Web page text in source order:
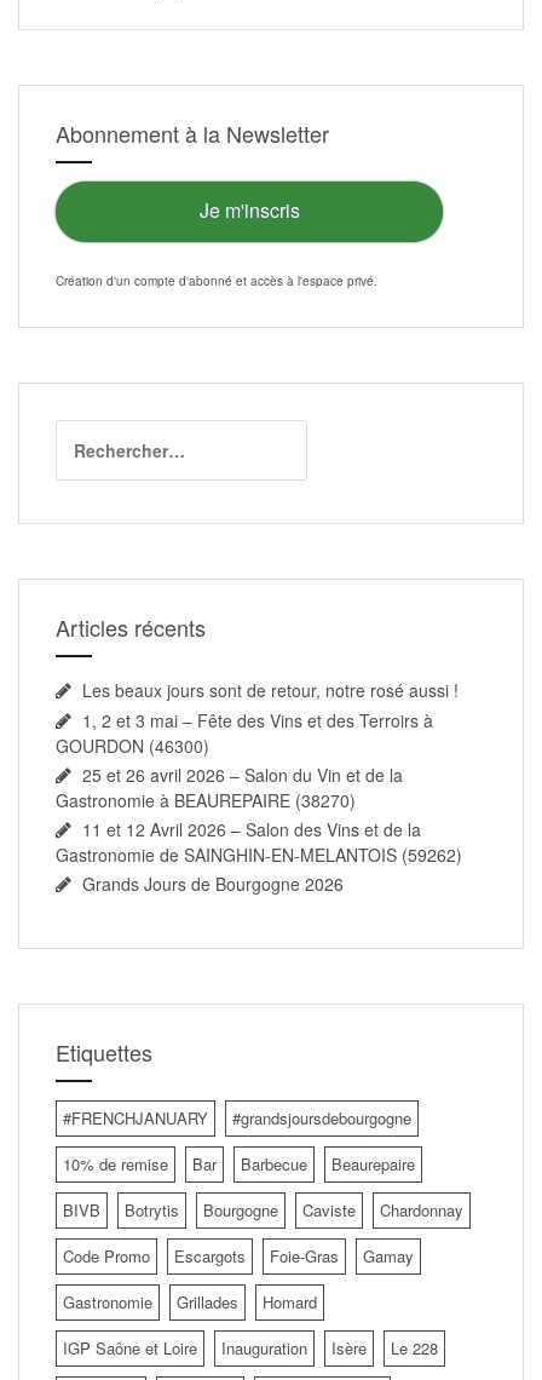
Abonnement à la Newsletter
Je m'inscris
Création d'un compte d'abonné et accès à l'espace privé
Articles récents
Les beaux jours sont de retour, notre rosé aussi !
1, 2 et 3 mai – Fête des Vins et des Terroirs à
GOURDON (46300)
25 et 26 avril 2026 – Salon du Vin et de la
Gastronomie à BEAUREPAIRE (38270)
11 et 12 Avril 2026 – Salon des Vins et de la
Gastronomie de SAINGHIN-EN-MELANTOIS (59262)
Grands Jours de Bourgogne 2026
Etiquettes
#FRENCHJANUARY
#grandsjoursdebourgogne
10% de remise
Bar Barbecue
Beaurepaire
BIVB
Botrytis Bourgogne Caviste
Chardonnay
Code Promo
Escargots Foie-Gras
Gamay
Gastronomie
Grillades
Homard
IGP Saône et Loire
Inauguration Isère
Le 228